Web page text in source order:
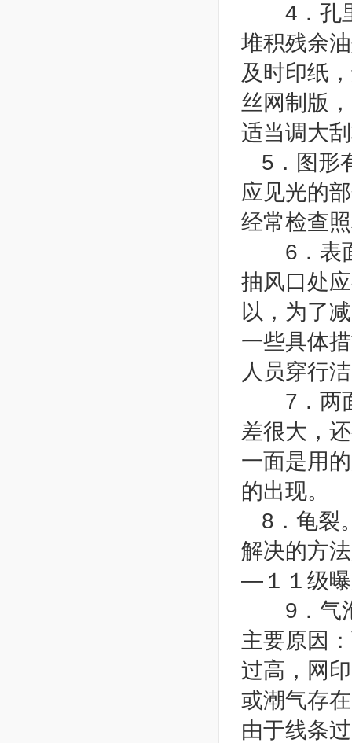
4．孔里
堆积残余
及时印纸
丝网制版
适当调大
5．图形
应见光的
经常检查
6．表面
抽风口处
以，为了
一些具体
人员穿行
7．两面
差很大，
一面是用
的出现。
8．龟裂
解决的方
—１１级曝
9．气泡
主要原因
过高，网
或潮气存
由于线条